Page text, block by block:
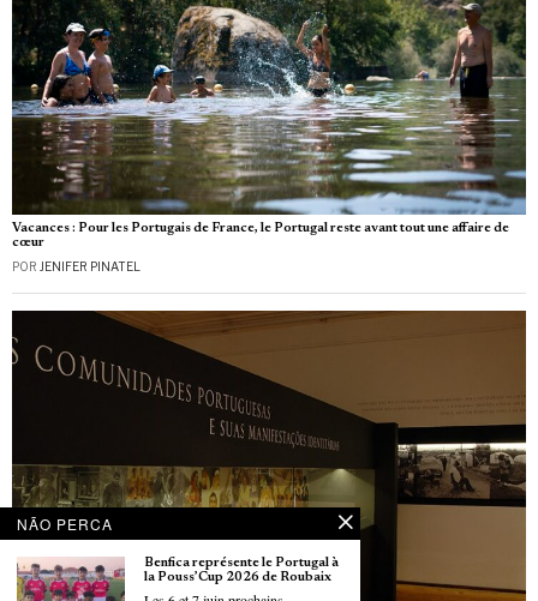
Vacances : Pour les Portugais de France, le Portugal reste avant tout une affaire de
cœur
POR JENIFER PINATEL
NÃO PERCA
Benfica représente le Portugal à
la Pouss’Cup 2026 de Roubaix